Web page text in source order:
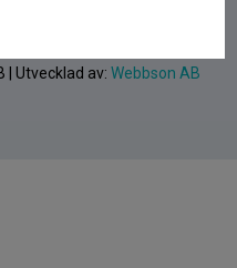
Utvecklad av: Webbson AB